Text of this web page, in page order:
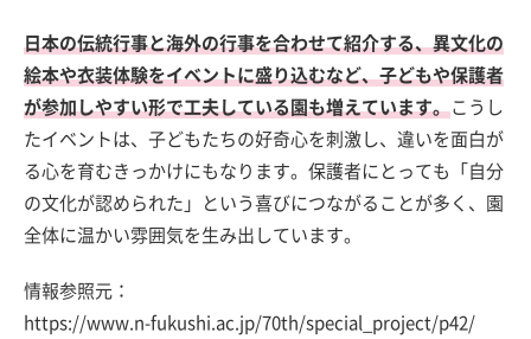
日本の伝統行事と海外の行事を合わせて紹介する、異文化の
絵本や衣装体験をイベントに盛り込むなど、子どもや保護者
が参加しやすい形で工夫している園も増えています。こうし
たイベントは、子どもたちの好奇心を刺激し、違いを面白が
る心を育むきっかけにもなります。保護者にとっても「自分
の文化が認められた」という喜びにつながることが多く、園
全体に温かい雰囲気を生み出しています。
情報参照元：
https://www.n-fukushi.ac.jp/70th/special_project/p42/